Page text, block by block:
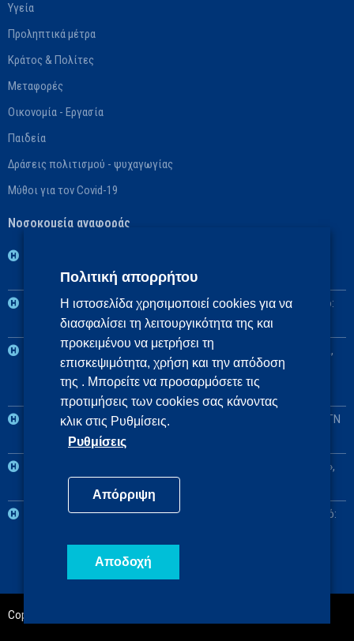
Υγεία
Προληπτικά μέτρα
Κράτος & Πολίτες
Μεταφορές
Οικονομία - Εργασία
Παιδεία
Δράσεις πολιτισμού - ψυχαγωγίας
Μύθοι για τον Covid-19
Νοσοκομεία αναφοράς
Αναπληρωματικό: ΓΝ Αθηνών «Ο Ευαγγελισμός»
2η ΥΠΕ: Βασικό: Πανεπιστημιακό ΓΝ «Αττικόν», Αναπληρωματικό:
ΓΝ Ελευσίνας «Θριάσιο»
3η και 4η ΥΠΕ: Βασικό: Πανεπιστημιακό ΓΝ Θεσσαλονίκης ΑΧΕΠΑ,
Αναπληρωματικά: Πανεπιστημιακό ΓΝ Αλεξανδρούπολης, ΓΝ
Πτολεμαΐδας «Μποδοσάκειο»
5η ΥΠΕ: Βασικό: Πανεπιστημιακό ΓΝ Λάρισας, Αναπληρωματικό: ΓΝ
6η ΥΠΕ: Βασικό: Πανεπιστημιακό ΓΝ Πατρών «Παναγιά η Βοήθεια»,
Αναπληρωματικό: Πανεπιστημιακό ΓΝ Ιωαννίνων
7η ΥΠΕ: Βασικό: Πανεπιστημιακό ΓΝ Ηρακλείου, Αναπληρωματικό:
Copyright@2020 | Powered by
Πολιτική απορρήτου
Η ιστοσελίδα χρησιμοποιεί cookies για να
διασφαλίσει τη λειτουργικότητα της και
προκειμένου να μετρήσει τη
επισκεψιμότητα, χρήση και την απόδοση
της . Μπορείτε να προσαρμόσετε τις
προτιμήσεις των cookies σας κάνοντας
κλικ στις Ρυθμίσεις.
Ρυθμίσεις
Απόρριψη
Αποδοχή